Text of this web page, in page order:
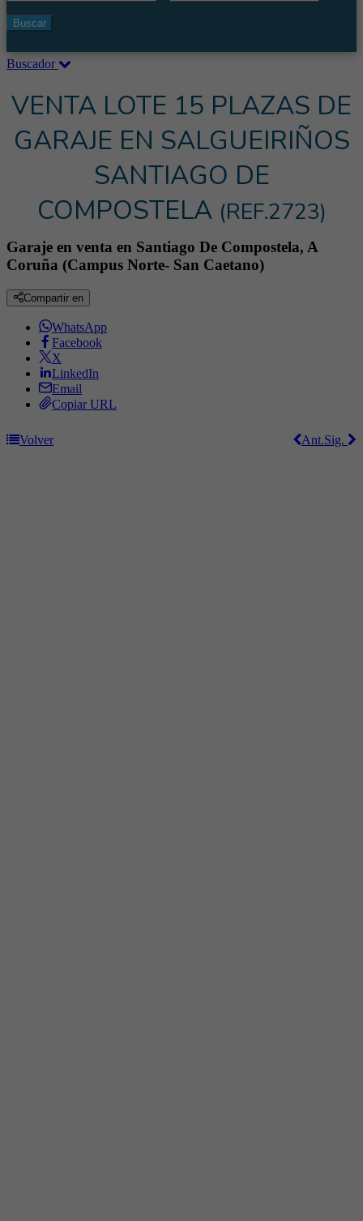
Buscar
Buscador
VENTA LOTE 15 PLAZAS DE
GARAJE EN SALGUEIRIÑOS
SANTIAGO DE
COMPOSTELA (REF.2723)
Garaje en venta en Santiago De Compostela, A
Coruña (Campus Norte- San Caetano)
Compartir en
WhatsApp
Facebook
X
LinkedIn
Email
Copiar URL
Volver Sig.
Ant.